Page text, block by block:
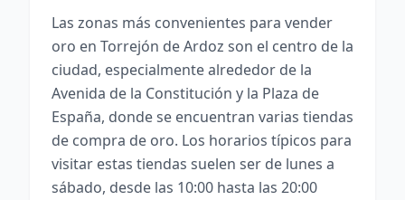
Las zonas más convenientes para vender
oro en Torrejón de Ardoz son el centro de la
ciudad, especialmente alrededor de la
Avenida de la Constitución y la Plaza de
España, donde se encuentran varias tiendas
de compra de oro. Los horarios típicos para
visitar estas tiendas suelen ser de lunes a
sábado, desde las 10:00 hasta las 20:00